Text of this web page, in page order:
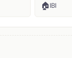
🏠IBI